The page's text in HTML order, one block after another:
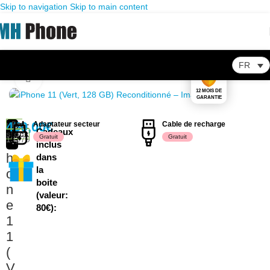
Skip to navigation Skip to main content
FR
iPhone 11
Click to enlarge
12 MOIS DE
GARANTIE
i
P
h
o
n
e
1
1
(
Excellent
Etat
UGS :
19279
450,00€
En
stock
Cadeaux
inclus
dans
la
boite
(valeur:
80€):
Adaptateur secteur
Gratuit
Cable de recharge
Gratuit